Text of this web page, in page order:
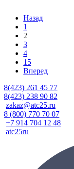
Назад
1
2
3
4
15
Вперед
8(423) 261 45 77
8(423) 238 90 82
zakaz@atc25.ru
8 (800) 770 70 07
+7 914 704 12 48
atc25ru